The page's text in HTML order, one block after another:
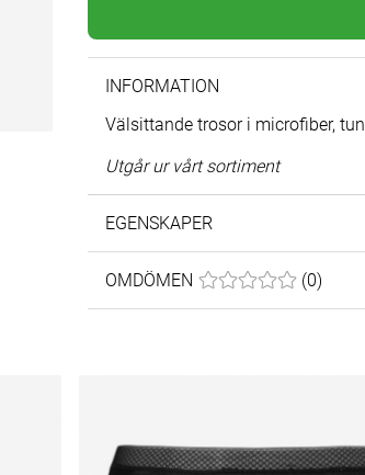
INFORMATION
Välsittande trosor i microfiber,
Utgår ur vårt sortiment
EGENSKAPER
OMDÖMEN MEDELBETYG 0 AV 5
(0)